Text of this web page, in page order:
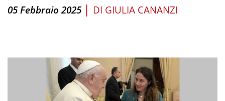
05 Febbraio 2025 | DI GIULIA CANANZI